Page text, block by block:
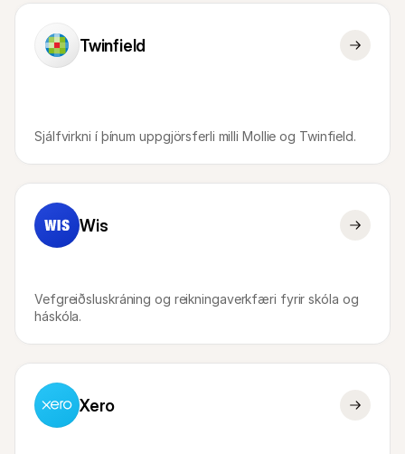
Twinfield
Sjálfvirkni í þínum uppgjörsferli milli Mollie og Twinfield.
Wis
Vefgreiðsluskráning og reikningaverkfæri fyrir skóla og
háskóla.
Xero